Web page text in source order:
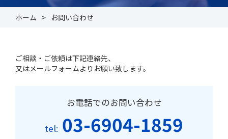
ホーム お問い合わせ
ご相談・ご依頼は下記連絡先、
又はメールフォームよりお願い致します。
お電話でのお問い合わせ
tel: 03-6904-1859